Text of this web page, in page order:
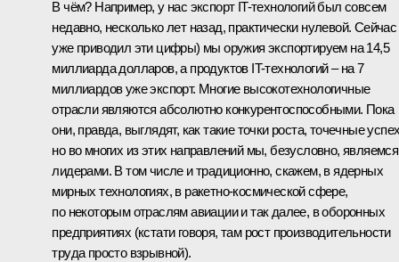
В чём? Например, у нас экспорт IT-технологий был совсем
недавно, несколько лет назад, практически нулевой. Сейчас
уже приводил эти цифры) мы оружия экспортируем на 14,5
миллиарда долларов, а продуктов IT-технологий – на 7
миллиардов уже экспорт. Многие высокотехнологичные
отрасли являются абсолютно конкурентоспособными. Пока
они, правда, выглядят, как такие точки роста, точечные
но во многих из этих направлений мы, безусловно, являемся
лидерами. В том числе и традиционно, скажем, в ядерных
мирных технологиях, в ракетно-космической сфере,
по некоторым отраслям авиации и так далее, в оборонных
предприятиях (кстати говоря, там рост производительности
труда просто взрывной).